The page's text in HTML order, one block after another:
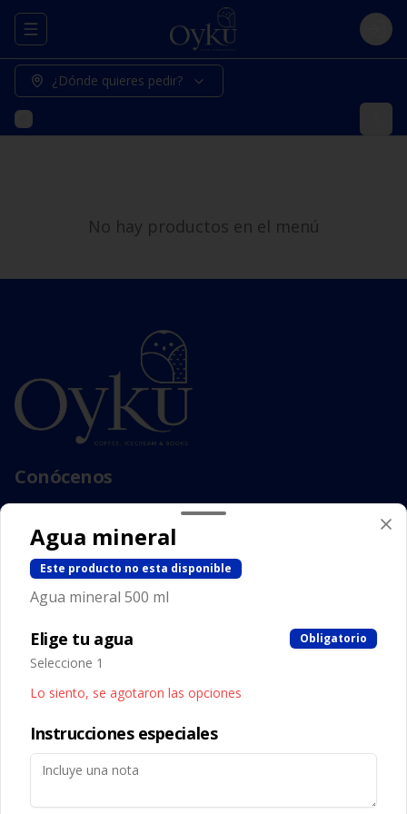
Abrir menu de navegación Login
¿Dónde quieres pedir?
No hay productos en el menú
Conócenos
Camino Los Trapenses 3515, Lo Barnechea
Zona de Delivery
Términos y condiciones
Política de privacidad
Redes sociales
Instagram
Facebook
Mi cuenta
Agua mineral
Este producto no esta disponible
Agua mineral 500 ml
Elige tu agua Obligatorio
Seleccione 1
Lo siento, se agotaron las opciones
Instrucciones especiales